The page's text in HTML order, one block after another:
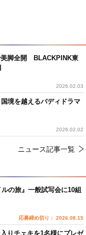
美脚全開 BLACKPINK東
2026.02.03
境を越えるバディドラマ
2026.02.02
ニュース記事一覧
の旅』一般試写会に10組
応募締め切り： 2026.08.15
りチェキを1名様にプレゼ